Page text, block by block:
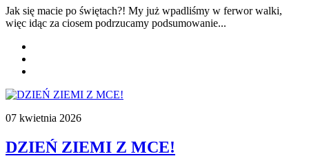
Jak się macie po świętach?! My już wpadliśmy w ferwor walki,
więc idąc za ciosem podrzucamy podsumowanie...
07 kwietnia 2026
DZIEŃ ZIEMI Z MCE!